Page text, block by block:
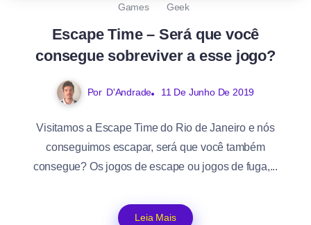
Games Geek
Escape Time – Será que você
consegue sobreviver a esse jogo?
Por D'Andrade 11 De Junho De 2019
Visitamos a Escape Time do Rio de Janeiro e nós
conseguimos escapar, será que você também
consegue? Os jogos de escape ou jogos de fuga,...
Leia Mais